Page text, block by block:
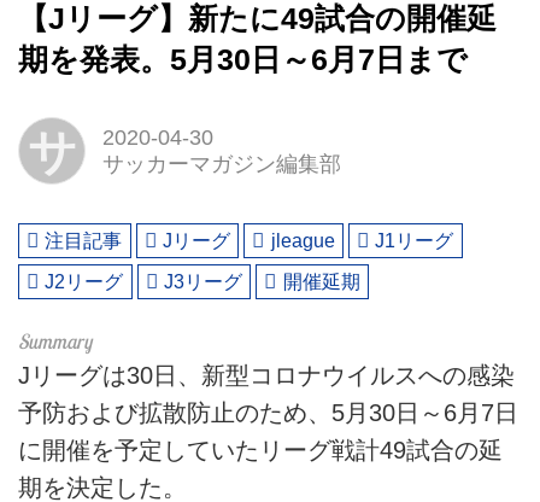
【Jリーグ】新たに49試合の開催延
期を発表。5月30日～6月7日まで
サ
2020-04-30
サッカーマガジン編集部
注目記事 Jリーグ jleague
J1リーグ
J2リーグ
J3リーグ 開催延期
Jリーグは30日、新型コロナウイルスへの感染
予防および拡散防止のため、5月30日～6月7日
に開催を予定していたリーグ戦計49試合の延
期を決定した。